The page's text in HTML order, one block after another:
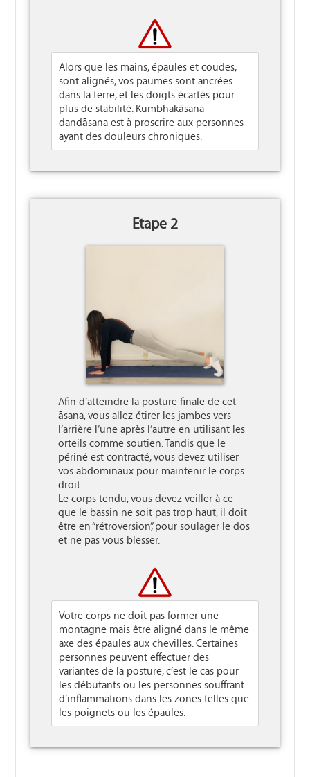
Alors que les mains, épaules et coudes,
sont alignés, vos paumes sont ancrées
dans la terre, et les doigts écartés pour
plus de stabilité. Kumbhakāsana-
dandāsana est à proscrire aux personnes
ayant des douleurs chroniques.
Etape 2
Afin d’atteindre la posture finale de cet
āsana, vous allez étirer les jambes vers
l’arrière l’une après l’autre en utilisant les
orteils comme soutien. Tandis que le
périné est contracté, vous devez utiliser
vos abdominaux pour maintenir le corps
droit.
Le corps tendu, vous devez veiller à ce
que le bassin ne soit pas trop haut, il doit
être en “rétroversion”, pour soulager le dos
et ne pas vous blesser.
Votre corps ne doit pas former une
montagne mais être aligné dans le même
axe des épaules aux chevilles. Certaines
personnes peuvent effectuer des
variantes de la posture, c’est le cas pour
les débutants ou les personnes souffrant
d’inflammations dans les zones telles que
les poignets ou les épaules.